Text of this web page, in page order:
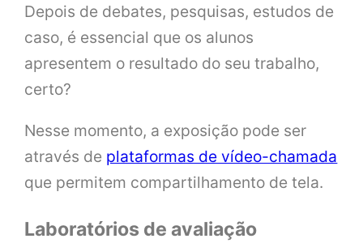
Depois de debates, pesquisas, estudos de
caso, é essencial que os alunos
apresentem o resultado do seu trabalho,
certo?
Nesse momento, a exposição pode ser
através de plataformas de vídeo-chamada
que permitem compartilhamento de tela.
Laboratórios de avaliação